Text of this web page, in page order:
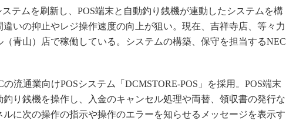
テムを刷新し、POS端末と自動釣り銭機が連動したシステムを構
いの抑止やレジ操作速度の向上が狙い。現在、吉祥寺店、等々力
（青山）店で稼働している。システムの構築、保守を担当するNEC
流通業向けPOSシステム「DCMSTORE-POS」を採用。POS端末
り銭機を操作し、入金のキャンセル処理や両替、領収書の発行な
ルに次の操作の指示や操作のエラーを知らせるメッセージを表示す